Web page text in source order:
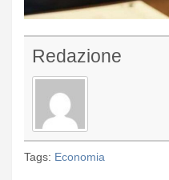
Redazione
Tags: Economia